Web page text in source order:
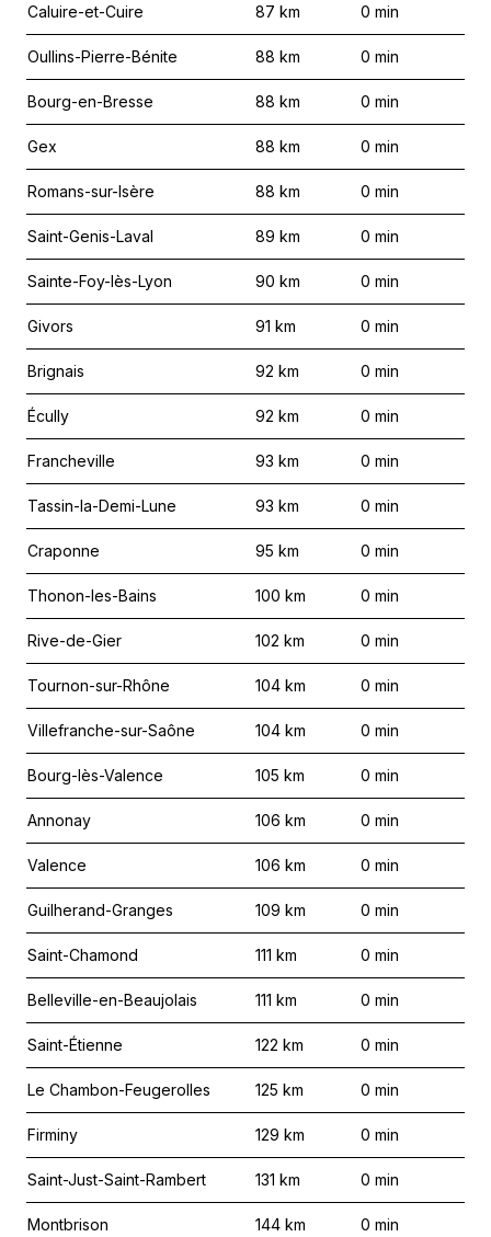
Caluire-et-Cuire 87 km 0 min
Oullins-Pierre-Bénite 88 km 0 min
Bourg-en-Bresse 88 km 0 min
Gex 88 km 0 min
Romans-sur-Isère 88 km 0 min
Saint-Genis-Laval 89 km 0 min
Sainte-Foy-lès-Lyon 90 km 0 min
Givors 91 km 0 min
Brignais 92 km 0 min
Écully 92 km 0 min
Francheville 93 km 0 min
Tassin-la-Demi-Lune 93 km 0 min
Craponne 95 km 0 min
Thonon-les-Bains 100 km 0 min
Rive-de-Gier 102 km 0 min
Tournon-sur-Rhône 104 km 0 min
Villefranche-sur-Saône 104 km 0 min
Bourg-lès-Valence 105 km 0 min
Annonay 106 km 0 min
Valence 106 km 0 min
Guilherand-Granges 109 km 0 min
Saint-Chamond 111 km 0 min
Belleville-en-Beaujolais 111 km 0 min
Saint-Étienne 122 km 0 min
Le Chambon-Feugerolles 125 km 0 min
Firminy 129 km 0 min
Saint-Just-Saint-Rambert 131 km 0 min
Montbrison 144 km 0 min